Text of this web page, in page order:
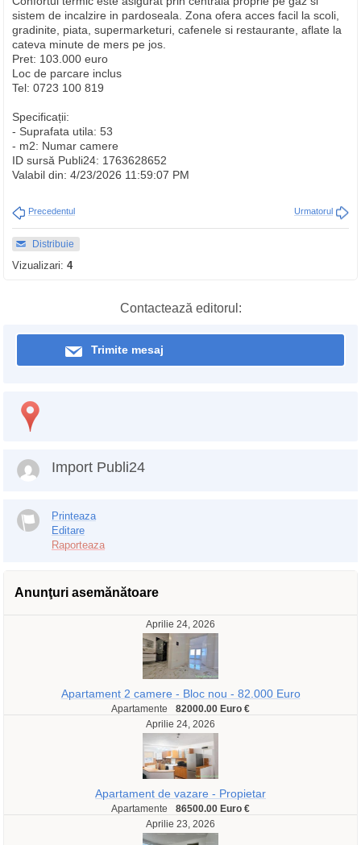
sistem de incalzire in pardoseala. Zona ofera acces facil la scoli,
gradinite, piata, supermarketuri, cafenele si restaurante, aflate la
cateva minute de mers pe jos.
Pret: 103.000 euro
Loc de parcare inclus
Tel: 0723 100 819
Specificații:
- Suprafata utila: 53
- m2: Numar camere
ID sursă Publi24: 1763628652
Valabil din: 4/23/2026 11:59:07 PM
Precedentul Urmatorul
Distribuie
Vizualizari: 4
Contactează editorul:
Trimite mesaj
Import Publi24
Printeaza
Editare
Raporteaza
Anunţuri asemănătoare
Aprilie 24, 2026
Apartament 2 camere - Bloc nou - 82.000 Euro
Apartamente
82000.00 Euro €
Aprilie 24, 2026
Apartament de vazare - Propietar
Apartamente
86500.00 Euro €
Aprilie 23, 2026